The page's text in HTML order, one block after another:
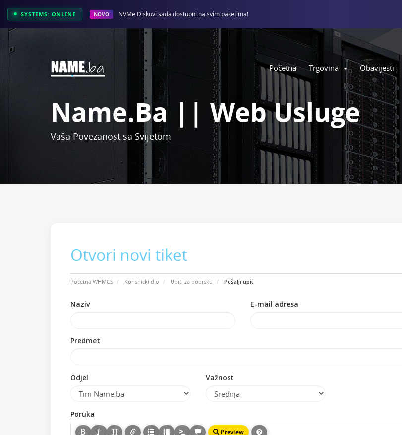
SYSTEMS: ONLINE NOVO NVMe Diskovi sada dostupni na svim paketima!
Početna Trgovina Obavijesti
Name.ba || Web Usluge
Vaša Povezanost sa Svijetom
Otvori novi tiket
Početna WHMCS Korisnički dio Upiti za podršku Pošalji upit
Naziv E-mail adresa
Predmet
Odjel Važnost
Poruka
Preview